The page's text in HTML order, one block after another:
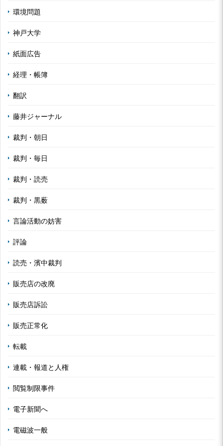
環境問題
神戸大学
紙面広告
経理・帳簿
翻訳
藤井ジャーナル
裁判・朝日
裁判・毎日
裁判・読売
裁判・黒薮
言論活動の妨害
評論
読売・濱中裁判
販売店の改廃
販売店訴訟
販売正常化
転載
連載・報道と人権
閲覧制限事件
電子新聞へ
電磁波一般